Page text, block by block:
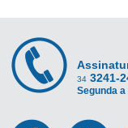
34 3241-
Segunda